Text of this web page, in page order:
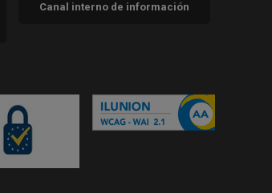
Canal interno de información